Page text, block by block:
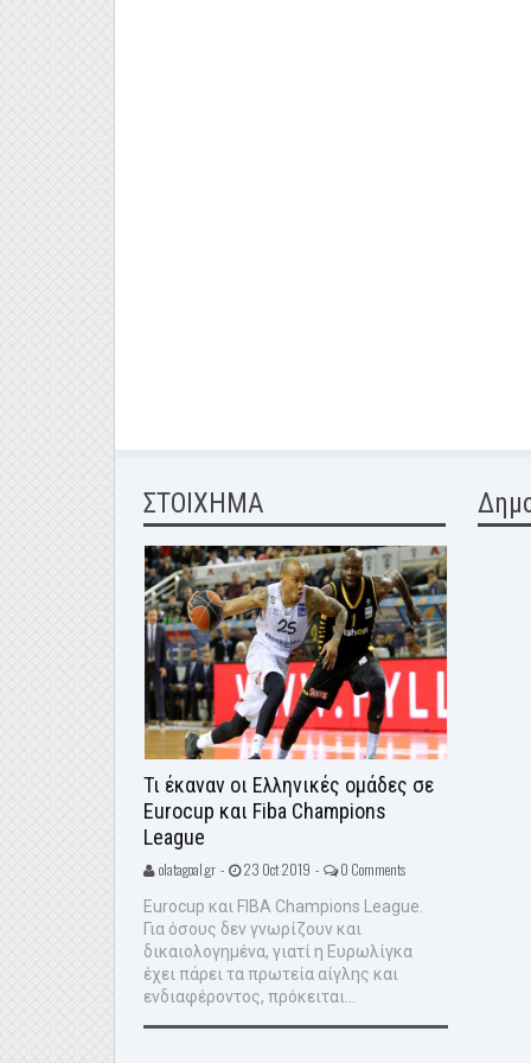
ΣΤΟΙΧΗΜΑ
Τι έκαναν οι Ελληνικές ομάδες σε
Eurocup και Fiba Champions
League
olatagoal.gr - 23 Oct 2019 - 0 Comments
Eurocup και FIBA Champions League.
Για όσους δεν γνωρίζουν και
δικαιολογημένα, γιατί η Ευρωλίγκα
έχει πάρει τα πρωτεία αίγλης και
ενδιαφέροντος, πρόκειται...